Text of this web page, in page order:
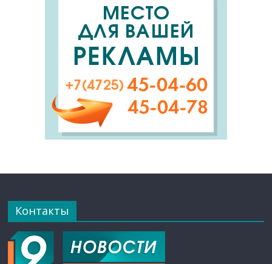
Контакты